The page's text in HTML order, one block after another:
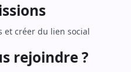
et créer du lien social
rejoindre ?